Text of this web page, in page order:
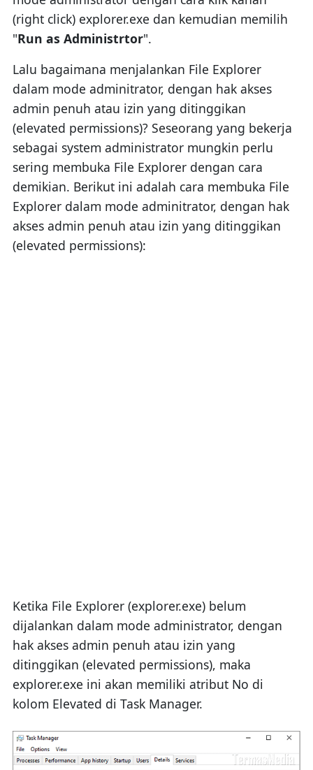
(right click) explorer.exe dan kemudian memilih
"Run as Administrtor".
Lalu bagaimana menjalankan File Explorer
dalam mode adminitrator, dengan hak akses
admin penuh atau izin yang ditinggikan
(elevated permissions)? Seseorang yang bekerja
sebagai system administrator mungkin perlu
sering membuka File Explorer dengan cara
demikian. Berikut ini adalah cara membuka File
Explorer dalam mode adminitrator, dengan hak
akses admin penuh atau izin yang ditinggikan
(elevated permissions):
Ketika File Explorer (explorer.exe) belum
dijalankan dalam mode administrator, dengan
hak akses admin penuh atau izin yang
ditinggikan (elevated permissions), maka
explorer.exe ini akan memiliki atribut No di
kolom Elevated di Task Manager.